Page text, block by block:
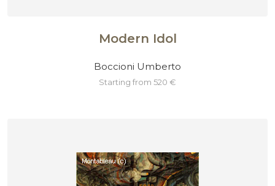
Modern Idol
Boccioni Umberto
starting from 520 €